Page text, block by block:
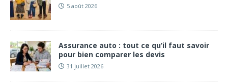
5 août 2026
Assurance auto : tout ce qu’il faut savoir
pour bien comparer les devis
31 juillet 2026